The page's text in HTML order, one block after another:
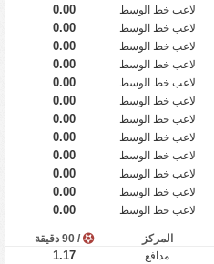
لاعب خط الوسط
0.00
لاعب خط الوسط
0.00
لاعب خط الوسط
0.00
لاعب خط الوسط
0.00
لاعب خط الوسط
0.00
لاعب خط الوسط
0.00
لاعب خط الوسط
0.00
لاعب خط الوسط
0.00
لاعب خط الوسط
0.00
لاعب خط الوسط
0.00
لاعب خط الوسط
0.00
لاعب خط الوسط 0.00
المركز / 90 دقيقة
مدافع
1.17